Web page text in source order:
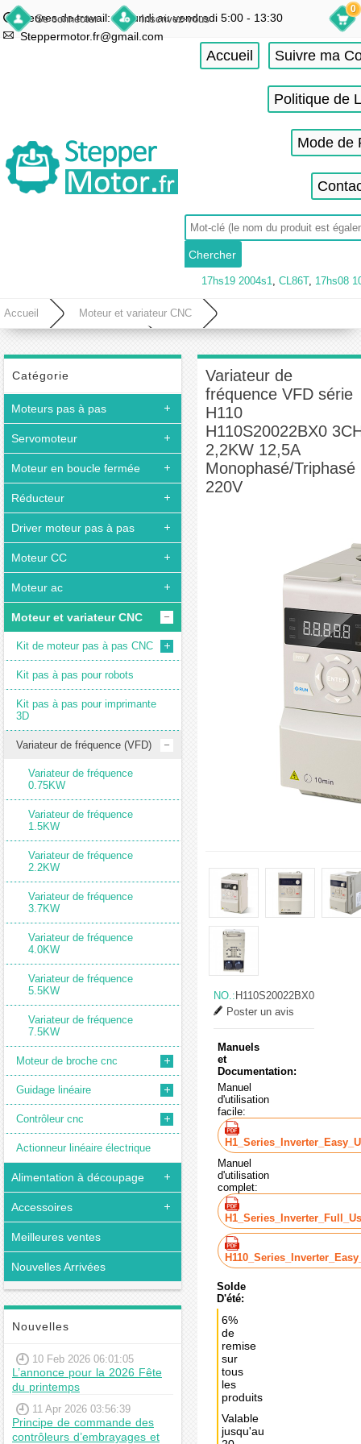
Se connecter Inscrivez-vous
Heures de travail: du lundi au vendredi 5:00 - 13:30
Steppermotor.fr@gmail.com
0
Accueil Suivre ma
Politique de
Mode de
17hs19 2004s1, CL86T, 17hs08
Accueil Moteur et variateur CNC
Variateur de fréquence VFD série H110 H110S20022BX0 3CH 2,2KW 12,5A
Catégorie
Moteurs pas à pas
Servomoteur
Moteur en boucle fermée
Réducteur
Driver moteur pas à pas
Moteur CC
Moteur ac
Moteur et variateur CNC
Kit de moteur pas à pas CNC
Kit pas à pas pour robots
Kit pas à pas pour imprimante
3D
Variateur de fréquence (VFD)
Variateur de fréquence
0.75KW
Variateur de fréquence
1.5KW
Variateur de fréquence
2.2KW
Variateur de fréquence
3.7KW
Variateur de fréquence
4.0KW
Variateur de fréquence
5.5KW
Variateur de fréquence
7.5KW
Moteur de broche cnc
Guidage linéaire
Contrôleur cnc
Actionneur linéaire électrique
Alimentation à découpage
Accessoires
Meilleures ventes
Nouvelles Arrivées
Nouvelles
10 Feb 2026 06:01:05
L’annonce pour la 2026 Fête
du printemps
11 Apr 2026 03:56:39
Principe de commande des
contrôleurs d’embrayages et
Variateur de
fréquence VFD série
H110
H110S20022BX0
2,2KW 12,5A
Monophasé/Triphasé
220V
NO.: H110S20022BX0
Poster un avis
Manuels
et
Documentation:
Manuel
d'utilisation
facile:
Manuel
d'utilisation
complet:
Solde
D'été:
6%
de
remise
sur
tous
les
produits
Valable
jusqu'au